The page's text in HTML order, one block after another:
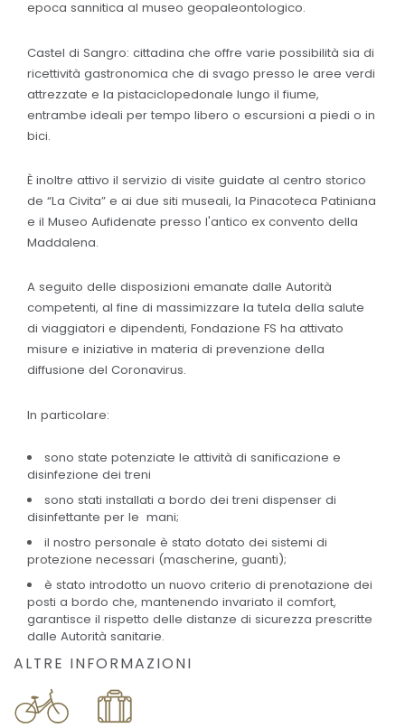
epoca sannitica al museo geopaleontologico.
Castel di Sangro: cittadina che offre varie possibilità sia di
ricettività gastronomica che di svago presso le aree verdi
attrezzate e la pistaciclopedonale lungo il fiume,
entrambe ideali per tempo libero o escursioni a piedi o in
bici.
È inoltre attivo il servizio di visite guidate al centro storico
de “La Civita” e ai due siti museali, la Pinacoteca Patiniana
e il Museo Aufidenate presso l'antico ex convento della
Maddalena.
A seguito delle disposizioni emanate dalle Autorità
competenti, al fine di massimizzare la tutela della salute
di viaggiatori e dipendenti, Fondazione FS ha attivato
misure e iniziative in materia di prevenzione della
diffusione del Coronavirus.
In particolare:
sono state potenziate le attività di sanificazione e
disinfezione dei treni
sono stati installati a bordo dei treni dispenser di
disinfettante per le mani;
il nostro personale è stato dotato dei sistemi di
protezione necessari (mascherine, guanti);
è stato introdotto un nuovo criterio di prenotazione dei
posti a bordo che, mantenendo invariato il comfort,
garantisce il rispetto delle distanze di sicurezza prescritte
dalle Autorità sanitarie.
ALTRE INFORMAZIONI